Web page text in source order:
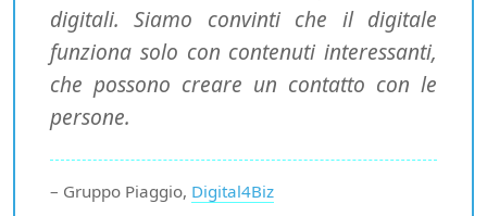
digitali. Siamo convinti che il digitale
funziona solo con contenuti interessanti,
che possono creare un contatto con le
persone.
– Gruppo Piaggio, Digital4Biz